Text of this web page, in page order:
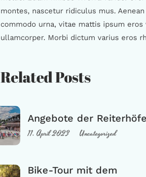
montes, nascetur ridiculus mus.
commodo urna, vitae mattis ipsum
ullamcorper. Morbi dictum varius eros
Related Posts
Angebote der Reiterhöfe
11. April 2023
Uncategorized
Bike-Tour mit dem